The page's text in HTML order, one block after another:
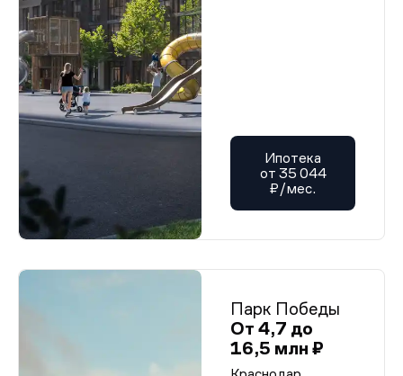
Ипотека
от 35 044
₽/мес.
Парк Победы
От 4,7 до
16,5 млн ₽